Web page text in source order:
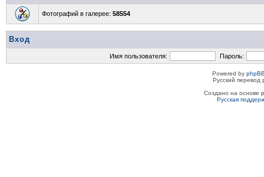
Фотографий в галерее: 58554
Вход
Имя пользователя: Пароль:
Powered by
Русский
Создано на основе
Русская